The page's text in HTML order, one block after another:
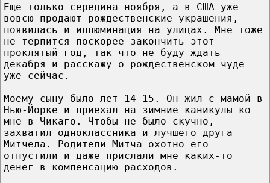
Еще только середина ноября, а в США уже
вовсю продают рождественские украшения,
появилась и иллюминация на улицах. Мне тоже
не терпится поскорее закончить этот
проклятый год, так что не буду ждать
декабря и расскажу о рождественском чуде
уже сейчас.
Моему сыну было лет 14-15. Он жил с мамой в
Нью-Йорке и приехал на зимние каникулы ко
мне в Чикаго. Чтобы не было скучно,
захватил одноклассника и лучшего друга
Митчела. Родители Митча охотно его
отпустили и даже прислали мне каких-то
денег в компенсацию расходов.